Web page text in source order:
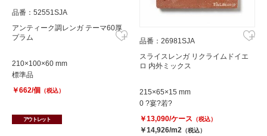
品番：52551SJA
アンティーク調レンガ テーマ60厚
プラム
210×100×60 mm
標準品
￥662/個
（税込）
アウトレット
品番：26981SJA
スライスレンガ リクライムドイエ
ロ 内外ミックス
215×65×15 mm
0 ?宴?若?
￥13,090/ケース （税込）
￥14,926/m2 （税込）